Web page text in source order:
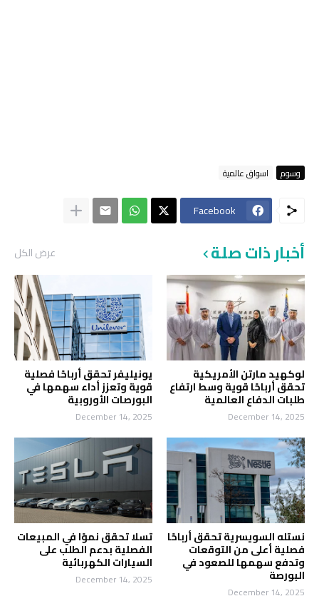
وسوم اسواق عالمية
Facebook
أخبار ذات صلة عرض الكل
لوكهيد مارتن الأمريكية
تحقق أرباحًا قوية وسط ارتفاع
طلبات الدفاع العالمية
December 14, 2025
يونيليفر تحقق أرباحًا فصلية
قوية وتعزز أداء سهمها في
البورصات الأوروبية
December 14, 2025
نستله السويسرية تحقق أرباحًا
فصلية أعلى من التوقعات
وتدفع سهمها للصعود في
البورصة
December 14, 2025
تسلا تحقق نموًا في المبيعات
الفصلية بدعم الطلب على
السيارات الكهربائية
December 14, 2025